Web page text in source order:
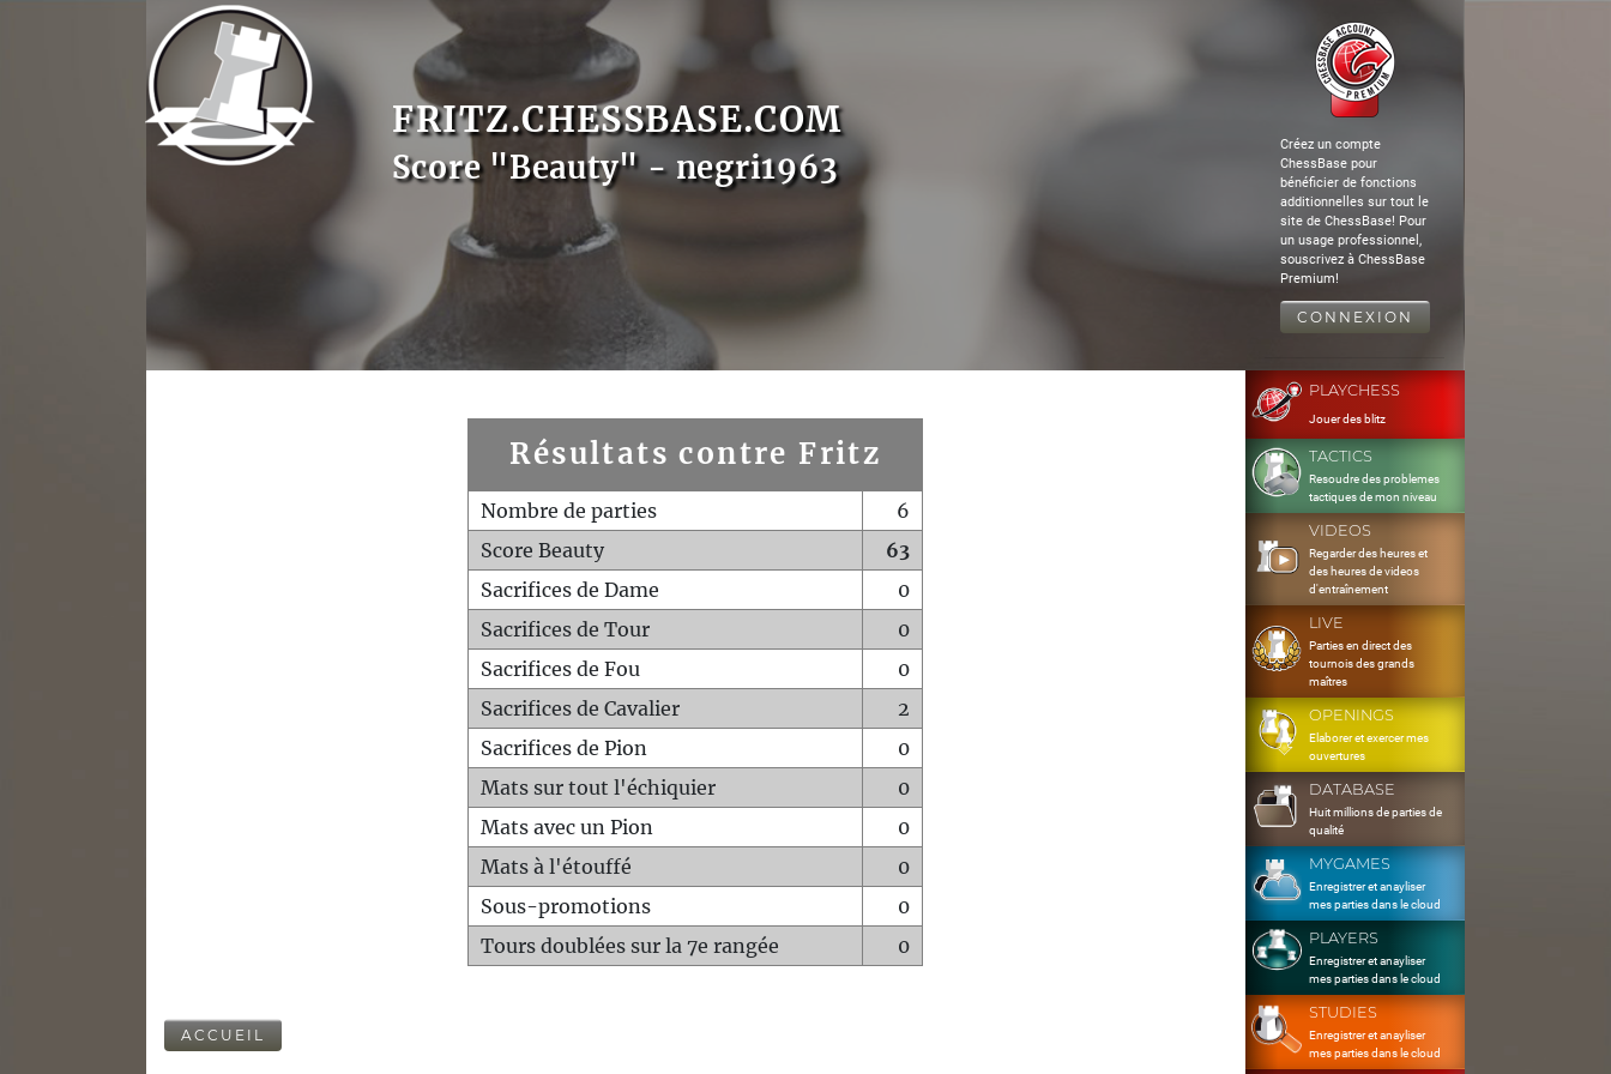
FRITZ.CHESSBASE.COM
Score "Beauty" - negri1963
Créez un compte
ChessBase pour
bénéficier de fonctions
additionnelles sur tout le
site de ChessBase! Pour
un usage professionnel,
souscrivez à ChessBase
Premium!
CONNEXION
Résultats contre Fritz
Nombre de parties
6
Score Beauty
63
Sacrifices de Dame
0
Sacrifices de Tour
0
Sacrifices de Fou
0
Sacrifices de Cavalier
2
Sacrifices de Pion
0
Mats sur tout l'échiquier
0
Mats avec un Pion
0
Mats à l'étouffé
0
Sous-promotions
0
Tours doublées sur la 7e rangée
0
ACCUEIL
PLAYCHESS
Jouer des blitz
TACTICS
Resoudre des problemes
tactiques de mon niveau
VIDEOS
Regarder des heures et
des heures de videos
d'entraînement
LIVE
Parties en direct des
tournois des grands
maîtres
OPENINGS
Elaborer et exercer mes
ouvertures
DATABASE
Huit millions de parties de
qualité
MYGAMES
Enregistrer et anayliser
mes parties dans le cloud
PLAYERS
Enregistrer et anayliser
mes parties dans le cloud
STUDIES
Enregistrer et anayliser
mes parties dans le cloud